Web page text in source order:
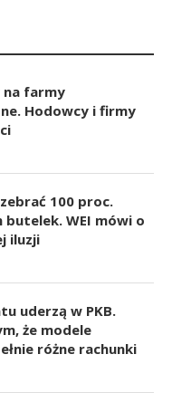
na farmy
Hodowcy i firmy
100 proc.
WEI mówi o
iluzji
uderzą w PKB.
że modele
różne rachunki